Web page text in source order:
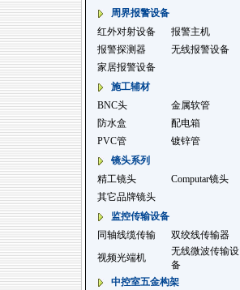
周界报警设备
红外对射设备
报警主机
报警探测器
无线报警设备
家居报警设备
施工辅材
BNC头
金属软管
防水盒
配电箱
PVC管
镀锌管
镜头系列
精工镜头
Computar镜头
其它品牌镜头
监控传输设备
同轴线缆传输
双绞线传输器
视频光端机
无线微波传输设
备
中控室五金构架